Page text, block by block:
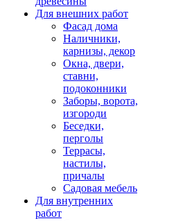
Для внешних работ
Фасад дома
Наличники,
карнизы, декор
Окна, двери,
ставни,
подоконники
Заборы, ворота,
изгороди
Беседки,
перголы
Террасы,
настилы,
причалы
Садовая мебель
Для внутренних
работ